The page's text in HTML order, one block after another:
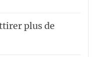
plus de